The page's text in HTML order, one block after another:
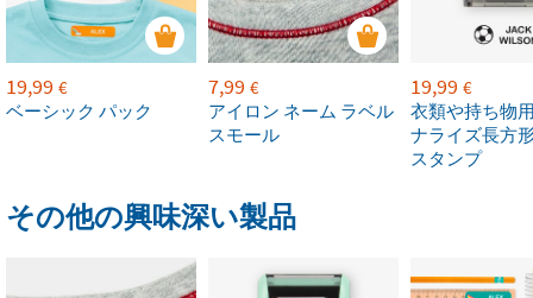
19,99 €
ベーシック パック
7,99 €
アイロン ネーム ラベル
スモール
19,99 €
衣類や持ち物
ナライズ長方
スタンプ
その他の興味深い製品